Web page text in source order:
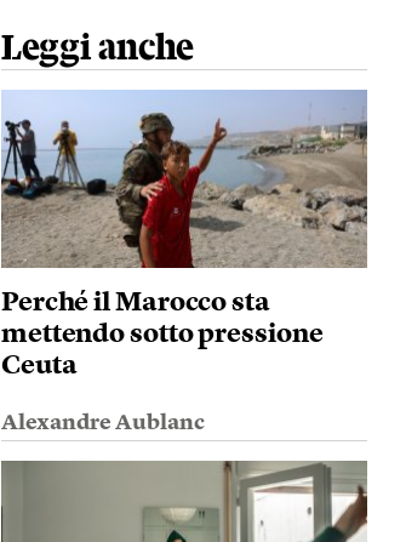
Leggi anche
Perché il Marocco sta
mettendo sotto pressione
Ceuta
Alexandre Aublanc